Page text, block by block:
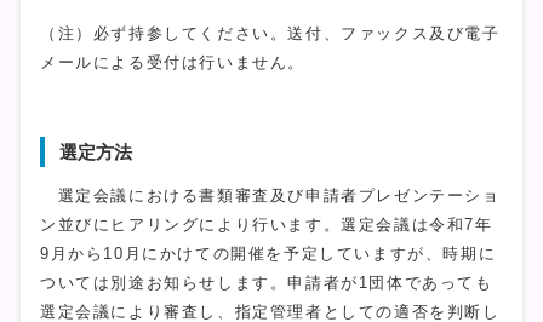
（注）必ず持参してください。送付、ファックス及び電子
メールによる受付は行いません。
選定方法
選定会議における書類審査及び申請者プレゼンテーショ
ン並びにヒアリングにより行います。選定会議は令和7年
9月から10月にかけての開催を予定していますが、時期に
ついては別途お知らせします。申請者が1団体であっても
選定会議により審査し、指定管理者としての適否を判断し